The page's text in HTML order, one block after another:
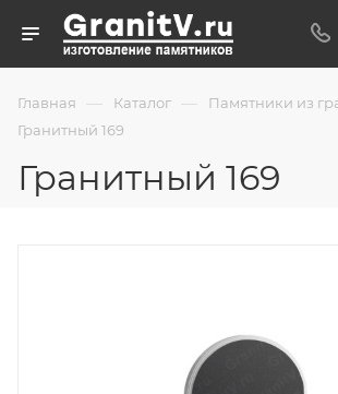
Главная — Каталог — Памятники из
Гранитный 169
Гранитный 169